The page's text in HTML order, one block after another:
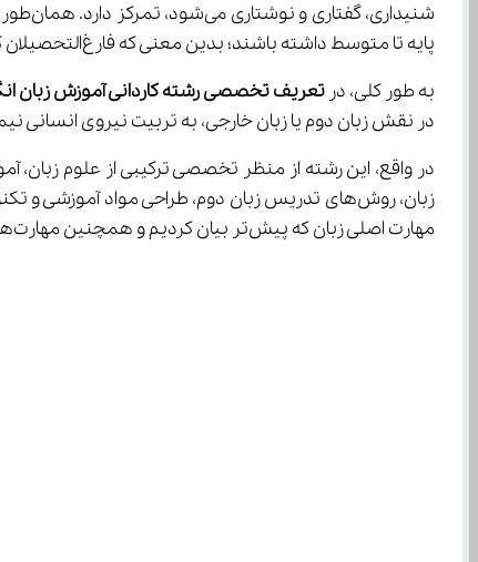
پایه تا متوسط داشته باشند؛ بدین معنی که فارغ‌التحصیلان کاردانی آموزش زبان انگلیسی می‌توانند به دانش آموزان مقطع متوسطه اول، زبان انگلیسی تدریس کنند.
به طور کلی، در تعریف تخصصی رشته کاردانی آموزش زبان
در نقش زبان دوم یا زبان خارجی، به تربیت نیروی انسانی نیمه‌متخصص برای تدریس زبان در سطوح پایه
مهارت اصلی زبان که پیش‌تر بیان کردیم و همچنین مهارت‌های آوایی و ساختاری زبان است.